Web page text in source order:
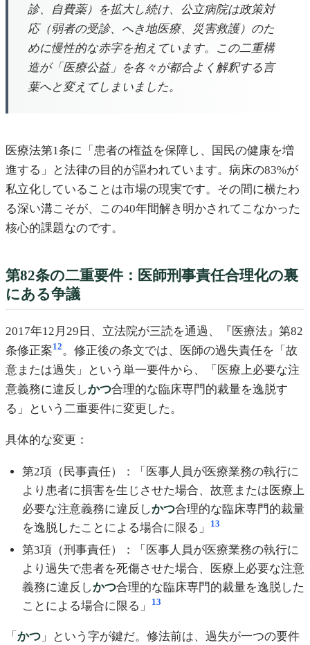
診、自費薬）を拡大し続け、公立病院は政策対
応（弱者の受診、へき地医療、災害救護）のた
めに慢性的な赤字を抱えています。この二重構
造が「医療公益」を各々が都合よく解釈する言
葉へと変えてしまいました。
医療法第1条に「患者の権益を保障し、国民の健康を増
進する」と法律の目的が謳われています。病床の83%が
私立化していることは市場の現実です。その間に横たわ
る深い溝こそが、この40年間解き明かされてこなかった
核心的課題なのです。
第82条の二重要件：医師刑事責任合理化の裏
にある争議
2017年12月29日、立法院が三読を通過、『医療法』第82
条修正案12 。修正後の条文では、医師の過失責任を「故
意または過失」という単一要件から、「医療上必要な注
意義務に違反しかつ合理的な臨床専門的裁量を逸脱す
る」という二重要件に変更した。
具体的な変更：
第2項（民事責任）：「医事人員が医療業務の執行に
より患者に損害を生じさせた場合、故意または医療上
必要な注意義務に違反しかつ合理的な臨床専門的裁量
を逸脱したことによる場合に限る」
13
第3項（刑事責任）：「医事人員が医療業務の執行に
より過失で患者を死傷させた場合、医療上必要な注意
義務に違反しかつ合理的な臨床専門的裁量を逸脱した
ことによる場合に限る」
13
「 かつ 」という字が鍵だ。修法前は、過失が一つの要件